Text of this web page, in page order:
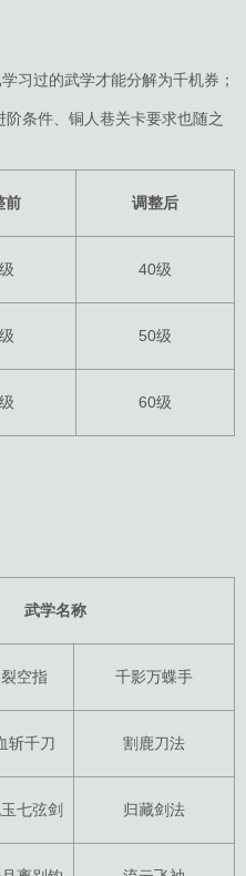
习过的武学才能分解为千机券；
条件、铜人巷关卡要求也随之
前 调整后
40级
50级
60级
武学名称
裂空指 千影万蝶手
斩千刀 割鹿刀法
七弦剑 归藏剑法